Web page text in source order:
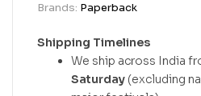
Brands: Paperback
Shipping Timelines
We ship across India
Saturday (excluding